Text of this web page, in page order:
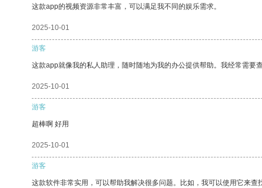
这款app的视频资源非常丰富，可以满足我不同的娱乐需求。
2025-10-01
游客
这款app就像我的私人助理，随时随地为我的办公提供帮助。我经常需要
2025-10-01
游客
超棒啊 好用
2025-10-01
游客
这款软件非常实用，可以帮助我解决很多问题。比如，我可以使用它来查